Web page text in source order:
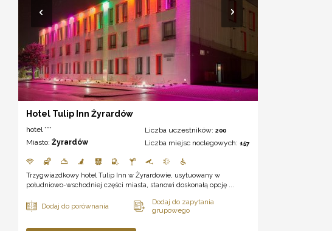
Hotel Tulip Inn Żyrardów
hotel ***
Miasto:Żyrardów
Liczba uczestników: 200
Liczba miejsc noclegowych: 157
Trzygwiazdkowy hotel Tulip Inn w Żyrardowie, usytuowany w
południowo-wschodniej części miasta, stanowi doskonałą opcję ...